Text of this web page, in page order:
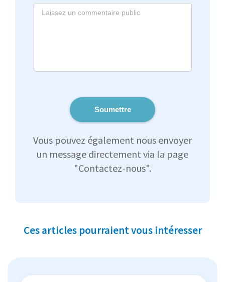
Soumettre
Vous pouvez également nous envoyer
un message directement via la page
"Contactez-nous".
Ces articles pourraient vous intéresser